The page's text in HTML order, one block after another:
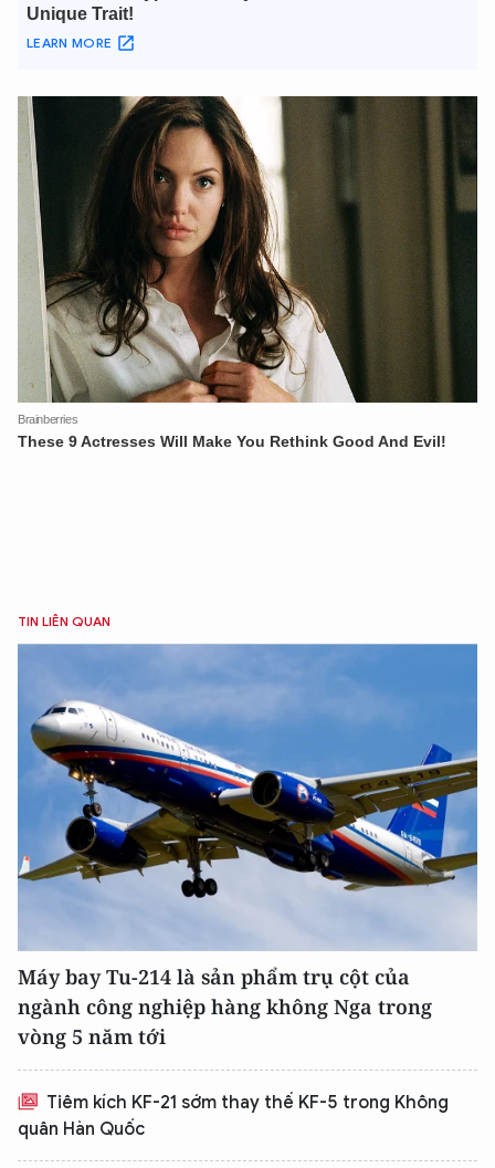
TIN LIÊN QUAN
Máy bay Tu-214 là sản phẩm trụ cột của
ngành công nghiệp hàng không Nga trong
vòng 5 năm tới
Tiêm kích KF-21 sớm thay thế KF-5 trong Không
quân Hàn Quốc